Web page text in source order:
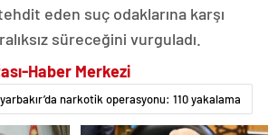
eden suç odaklarına karşı
süreceğini vurguladı.
Haber Merkezi
narkotik operasyonu: 110 yakalama